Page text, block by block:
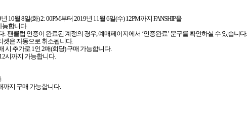
년 10월 8일(화) 2: 00PM부터 2019년 11 월 6일(수) 12PM까지 FANSHIP을
능합니다.
. 팬클럽 인증이 완료된 계정의 경우 예매페이지에서 ‘인증완료’ 문구를 확인하실 수 있습니다.
켓은 자동으로 취소됩니다.
시 추가로 1 인 2매(회당)구매 가능합니다.
12시까지 가능합니다.
.
까지 구매 가능합니다.